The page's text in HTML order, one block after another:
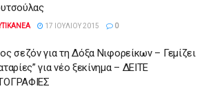
17 ΙΟΥΛΊΟΥ 2015 0
σεζόν για τη Δόξα Νιφορείκων – Γεμίζει
για νέο ξεκίνημα – ΔΕΙΤΕ